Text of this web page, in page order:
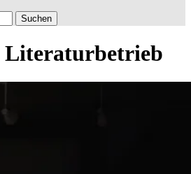
Literaturbetrieb